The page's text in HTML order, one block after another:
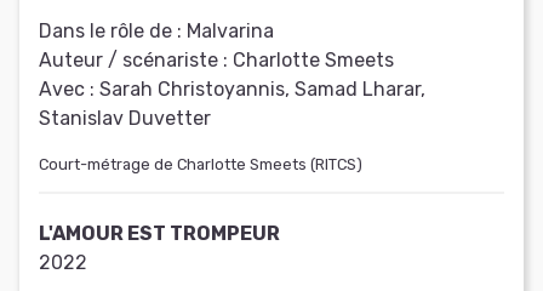
Dans le rôle de : Malvarina
Auteur / scénariste : Charlotte Smeets
Avec : Sarah Christoyannis, Samad Lharar,
Stanislav Duvetter
Court-métrage de Charlotte Smeets (RITCS)
L'AMOUR EST TROMPEUR
2022